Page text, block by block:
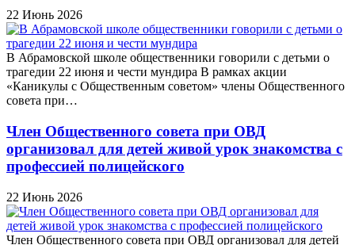
22 Июнь 2026
В Абрамовской школе общественники говорили с детьми о
трагедии 22 июня и чести мундира В рамках акции
«Каникулы с Общественным советом» члены Общественного
совета при…
Член Общественного совета при ОВД
организовал для детей живой урок знакомства с
профессией полицейского
22 Июнь 2026
Член Общественного совета при ОВД организовал для детей